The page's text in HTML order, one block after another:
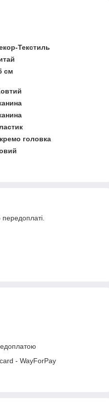
Текстиль
см
головка
передоплаті.
- WayForPay